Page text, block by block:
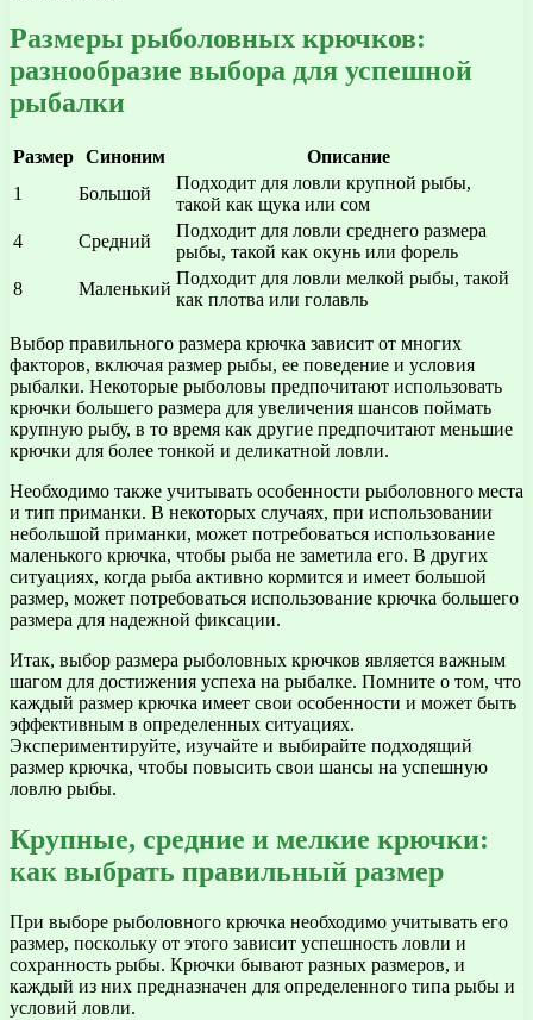
Размеры рыболовных крючков:
разнообразие выбора для успешной
рыбалки
Размер Синоним
Описание
1
Большой
Подходит для ловли крупной рыбы,
такой как щука или сом
4
Средний
Подходит для ловли среднего размера
рыбы, такой как окунь или форель
8
Маленький
Подходит для ловли мелкой рыбы, такой
как плотва или голавль
Выбор правильного размера крючка зависит от многих
факторов, включая размер рыбы, ее поведение и условия
рыбалки. Некоторые рыболовы предпочитают использовать
крючки большего размера для увеличения шансов поймать
крупную рыбу, в то время как другие предпочитают меньшие
крючки для более тонкой и деликатной ловли.
Необходимо также учитывать особенности рыболовного места
и тип приманки. В некоторых случаях, при использовании
небольшой приманки, может потребоваться использование
маленького крючка, чтобы рыба не заметила его. В других
ситуациях, когда рыба активно кормится и имеет большой
размер, может потребоваться использование крючка большего
размера для надежной фиксации.
Итак, выбор размера рыболовных крючков является важным
шагом для достижения успеха на рыбалке. Помните о том, что
каждый размер крючка имеет свои особенности и может быть
эффективным в определенных ситуациях.
Экспериментируйте, изучайте и выбирайте подходящий
размер крючка, чтобы повысить свои шансы на успешную
ловлю рыбы.
Крупные, средние и мелкие крючки:
как выбрать правильный размер
При выборе рыболовного крючка необходимо учитывать его
размер, поскольку от этого зависит успешность ловли и
сохранность рыбы. Крючки бывают разных размеров, и
каждый из них предназначен для определенного типа рыбы и
условий ловли.